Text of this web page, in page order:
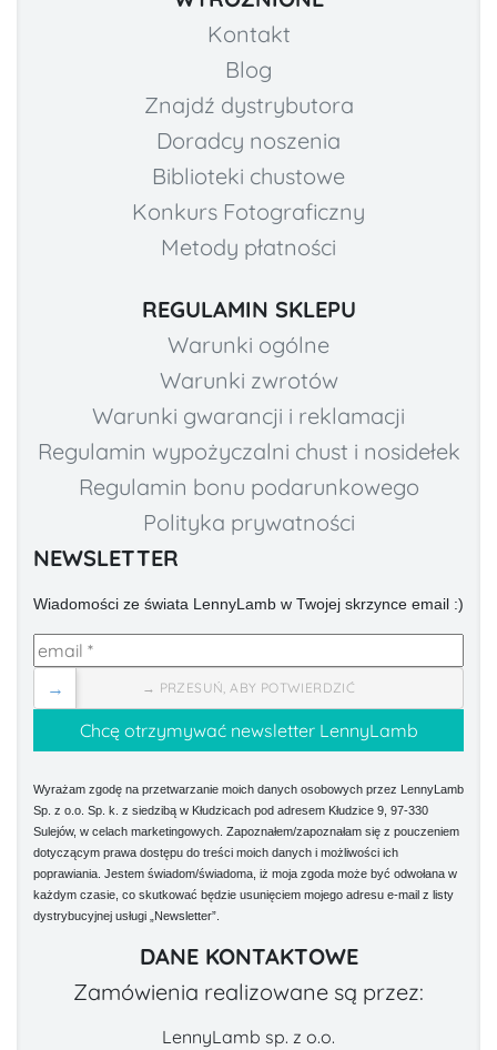
Kontakt
Blog
Znajdź dystrybutora
Doradcy noszenia
Biblioteki chustowe
Konkurs Fotograficzny
Metody płatności
REGULAMIN SKLEPU
Warunki ogólne
Warunki zwrotów
Warunki gwarancji i reklamacji
Regulamin wypożyczalni chust i nosidełek
Regulamin bonu podarunkowego
Polityka prywatności
NEWSLETTER
Wiadomości ze świata LennyLamb w Twojej skrzynce email :)
→ PRZESUŃ, ABY POTWIERDZIĆ
→
Wyrażam zgodę na przetwarzanie moich danych osobowych przez LennyLamb
Sp. z o.o. Sp. k. z siedzibą w Kłudzicach pod adresem Kłudzice 9, 97-330
Sulejów, w celach marketingowych. Zapoznałem/zapoznałam się z pouczeniem
dotyczącym prawa dostępu do treści moich danych i możliwości ich
poprawiania. Jestem świadom/świadoma, iż moja zgoda może być odwołana w
każdym czasie, co skutkować będzie usunięciem mojego adresu e-mail z listy
dystrybucyjnej usługi „Newsletter”.
DANE KONTAKTOWE
Zamówienia realizowane są przez:
LennyLamb sp. z o.o.